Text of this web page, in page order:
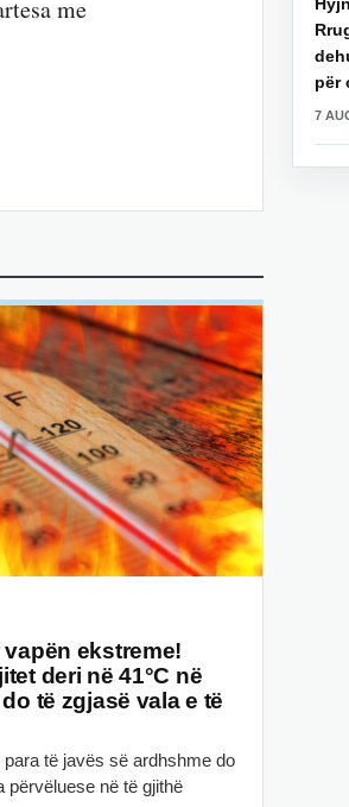
me
ekstreme!
deri në 41°C në
të zgjasë vala e të
para të javës së ardhshme do
përvëluese në të gjithë
për
7